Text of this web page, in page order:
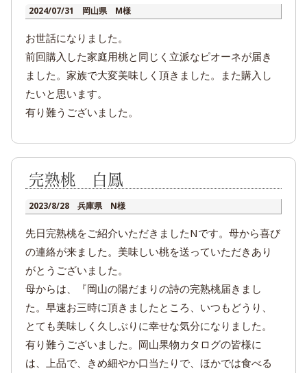
2024/07/31 岡山県 M様
お世話になりました。
前回購入した家庭用桃と同じく立派なピオーネが届き
ました。家族で大変美味しく頂きました。また購入し
たいと思います。
有り難うございました。
完熟桃 白鳳
2023/8/28 兵庫県 N様
先日完熟桃をご紹介いただきましたNです。母から喜び
の連絡が来ました。美味しい桃を送っていただきあり
がとうございました。
母からは、『岡山の陽だまりの詩の完熟桃届きまし
た。早速お三時に頂きましたところ、いつもどうり、
とても美味しく久しぶりに幸せな気分になりました。
有り難うございました。岡山果物カタログの皆様に
は、上品で、きめ細やか口当たりで、ほかでは食べる